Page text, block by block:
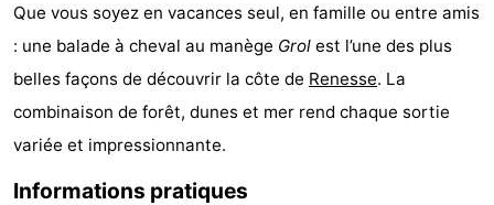
van
Haamstede
Valleien
Soeten
Haert
-
Wijde
Blick
-
Zeeland
-
Que vous soyez en vacances seul, en famille ou entre amis
: une balade à cheval au manège Grol est l’une des plus
belles façons de découvrir la côte de Renesse. La
combinaison de forêt, dunes et mer rend chaque sortie
variée et impressionnante.
Informations pratiques